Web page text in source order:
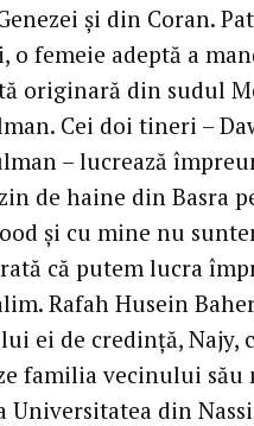
și din Coran.
femeie adeptă a
originară din sudul
Cei doi tineri –
– lucrează
de haine din Basra
și cu mine nu
că putem lucra
Rafah Husein
ei de credință, Najy,
familia vecinului
Universitatea din